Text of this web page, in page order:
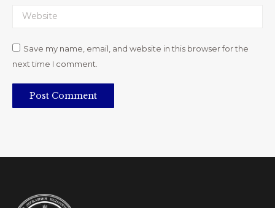
Website
Save my name, email, and website in this browser for the
next time I comment.
Post Comment